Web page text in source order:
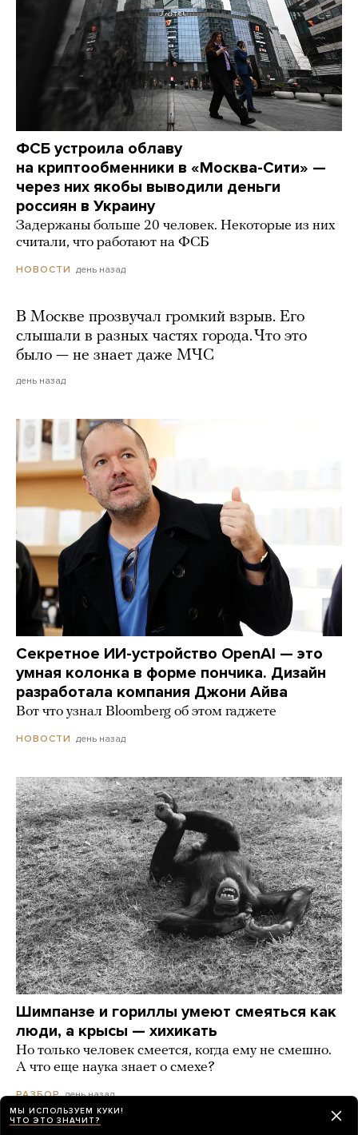
ФСБ устроила облаву
на криптообменники в «Москва-Сити» —
через них якобы выводили деньги
россиян в Украину
Задержаны больше 20 человек. Некоторые из них
считали, что работают на ФСБ
НОВОСТИ день назад
В Москве прозвучал громкий взрыв. Его
слышали в разных частях города. Что это
было — не знает даже МЧС
день назад
Секретное ИИ-устройство OpenAI — это
умная колонка в форме пончика. Дизайн
разработала компания Джони Айва
Вот что узнал Bloomberg об этом гаджете
НОВОСТИ день назад
Шимпанзе и гориллы умеют смеяться как
люди, а крысы — хихикать
Но только человек смеется, когда ему не смешно.
А что еще наука знает о смехе?
РАЗБОР день назад
МЫ ИСПОЛЬЗУЕМ КУКИ!
ЧТО ЭТО ЗНАЧИТ?